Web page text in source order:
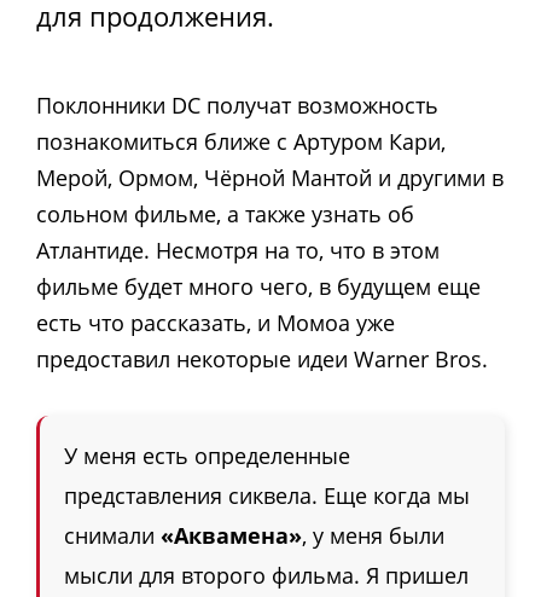
для продолжения.
Поклонники DC получат возможность
познакомиться ближе с Артуром Кари,
Мерой, Ормом, Чёрной Мантой и другими в
сольном фильме, а также узнать об
Атлантиде. Несмотря на то, что в этом
фильме будет много чего, в будущем еще
есть что рассказать, и Момоа уже
предоставил некоторые идеи Warner Bros.
У меня есть определенные
представления сиквела. Еще когда мы
снимали «Аквамена», у меня были
мысли для второго фильма. Я пришел